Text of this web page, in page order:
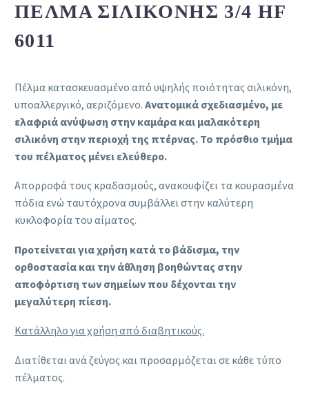
ΠΈΛΜΑ ΣΙΛΙΚΌΝΗΣ 3/4 HF
6011
Πέλμα κατασκευασμένo από υψηλής ποιότητας σιλικόνη,
υποαλλεργικό, αεριζόμενο. Ανατομικά σχεδιασμένο, με
ελαφριά ανύψωση στην καμάρα και μαλακότερη
σιλικόνη στην περιοχή της πτέρνας. To πρόσθιο τμήμα
του πέλματος μένει ελεύθερο.
Απορροφά τους κραδασμούς, ανακουφίζει τα κουρασμένα
πόδια ενώ ταυτόχρονα συμβάλλει στην καλύτερη
κυκλοφορία του αίματος.
Προτείνεται για χρήση κατά το βάδισμα, την
ορθοστασία και την άθληση βοηθώντας στην
αποφόρτιση των σημείων που δέχονται την
μεγαλύτερη πίεση.
Κατάλληλο για χρήση από διαβητικούς.
Διατίθεται ανά ζεύγος και προσαρμόζεται σε κάθε τύπο
πέλματος.